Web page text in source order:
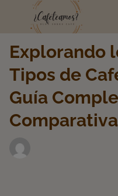
Explorando
Tipos de
Guía
Comparativa